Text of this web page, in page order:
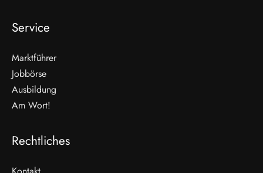
Service
Marktführer
Jobbörse
Ausbildung
Am Wort!
Rechtliches